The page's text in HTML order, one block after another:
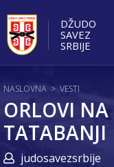
DŽUDO
SAVEZ
SRBIJE
NASLOVNA > VESTI
ORLOVI
TATABANJI
judosavezsrbije